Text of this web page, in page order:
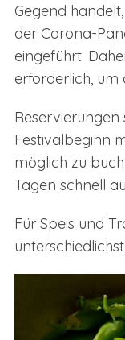
Gegend
der Corona-
eingeführt.
erforderlich, um
Reservierungen
Festivalbeginn
möglich zu
Tagen schnell
Für Speis und